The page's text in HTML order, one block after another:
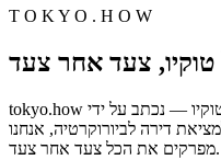
T O K Y O . H O W
tokyo.how הוא המדריך המעשי שלך לניווט בטוקיו — נכתב על ידי
דירה לביורוקרטיה, אנחנו
מפרקים את הכל צעד אחר צעד.